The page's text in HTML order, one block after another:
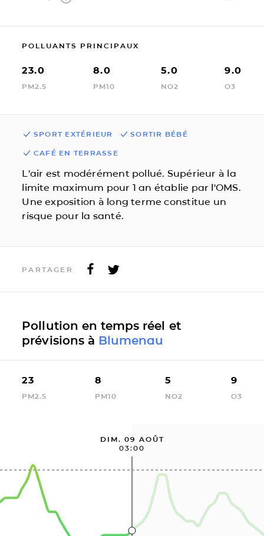
POLLUANTS PRINCIPAUX
23.0
PM2.5
8.0
PM10
5.0
NO2
9.0
O3
SPORT EXTÉRIEUR SORTIR BÉBÉ
CAFÉ EN TERRASSE
L'air est modérément pollué. Supérieur à la
limite maximum pour 1 an établie par l'OMS.
Une exposition à long terme constitue un
risque pour la santé.
PARTAGER
Pollution en temps réel et
prévisions à Blumenau
23
PM2.5
8
PM10
5
NO2
9
O3
DIM. 09 AOÛT
03:00